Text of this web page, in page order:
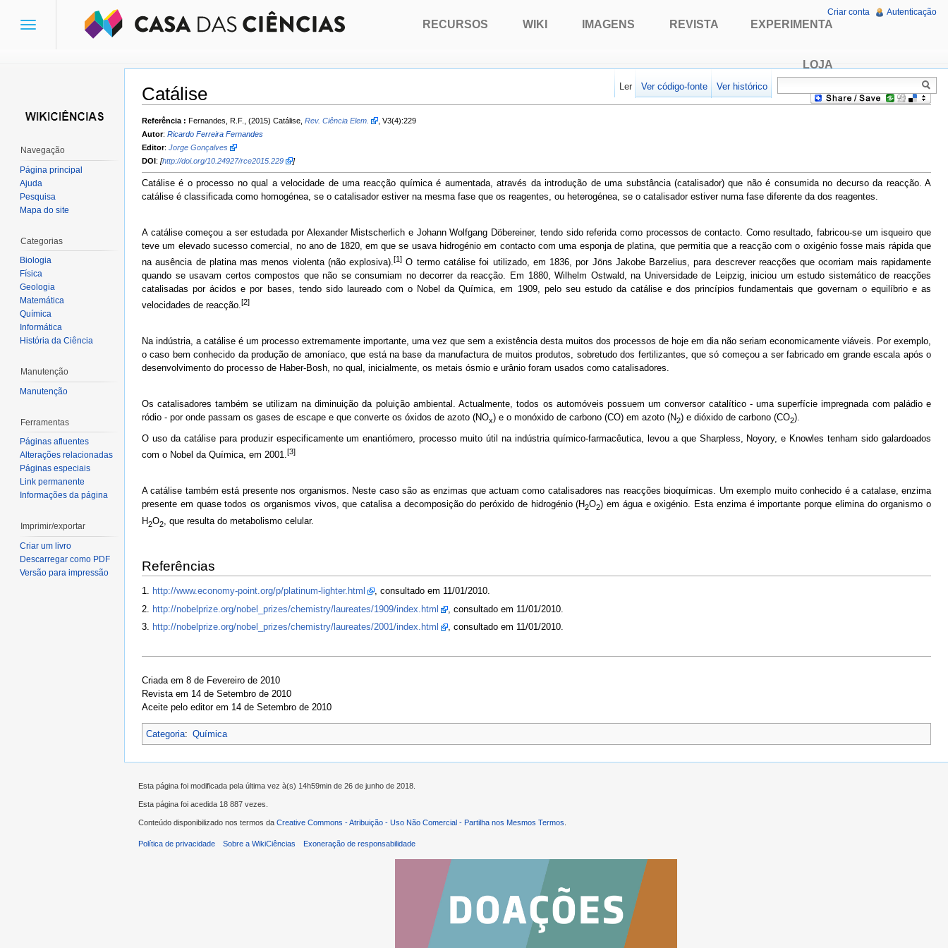
Catálise
Ir para:navegação,pesquisa
Referência : Fernandes, R.F., (2015) Catálise, Rev. Ciência Elem.
, V3(4):229
Autor: Ricardo Ferreira Fernandes
Editor: Jorge Gonçalves
DOI: [http://doi.org/10.24927/rce2015.229 ]
Catálise é o processo no qual a velocidade de uma reacção química é aumentada, através da introdução de uma substância (catalisador) que não é consumida no decurso da reacção. A
catálise é classificada como homogénea, se o catalisador estiver na mesma fase que os reagentes, ou heterogénea, se o catalisador estiver numa fase diferente da dos reagentes.
A catálise começou a ser estudada por Alexander Mistscherlich e Johann Wolfgang Döbereiner, tendo sido referida como processos de contacto. Como resultado, fabricou-se um isqueiro que
teve um elevado sucesso comercial, no ano de 1820, em que se usava hidrogénio em contacto com uma esponja de platina, que permitia que a reacção com o oxigénio fosse mais rápida que
na ausência de platina mas menos violenta (não explosiva).[1] O termo catálise foi utilizado, em 1836, por Jöns Jakobe Barzelius, para descrever reacções que ocorriam mais rapidamente
quando se usavam certos compostos que não se consumiam no decorrer da reacção. Em 1880, Wilhelm Ostwald, na Universidade de Leipzig, iniciou um estudo sistemático de reacções
catalisadas por ácidos e por bases, tendo sido laureado com o Nobel da Química, em 1909, pelo seu estudo da catálise e dos princípios fundamentais que governam o equilíbrio e as
velocidades de reacção.[2]
Na indústria, a catálise é um processo extremamente importante, uma vez que sem a existência desta muitos dos processos de hoje em dia não seriam economicamente viáveis. Por exemplo,
o caso bem conhecido da produção de amoníaco, que está na base da manufactura de muitos produtos, sobretudo dos fertilizantes, que só começou a ser fabricado em grande escala após o
desenvolvimento do processo de Haber-Bosh, no qual, inicialmente, os metais ósmio e urânio foram usados como catalisadores.
Os catalisadores também se utilizam na diminuição da poluição ambiental. Actualmente, todos os automóveis possuem um conversor catalítico - uma superfície impregnada com paládio e
ródio - por onde passam os gases de escape e que converte os óxidos de azoto (NOx) e o monóxido de carbono (CO) em azoto (N2) e dióxido de carbono (CO2).
O uso da catálise para produzir especificamente um enantiómero, processo muito útil na indústria químico-farmacêutica, levou a que Sharpless, Noyory, e Knowles tenham sido galardoados
com o Nobel da Química, em 2001.[3]
A catálise também está presente nos organismos. Neste caso são as enzimas que actuam como catalisadores nas reacções bioquímicas. Um exemplo muito conhecido é a catalase, enzima
presente em quase todos os organismos vivos, que catalisa a decomposição do peróxido de hidrogénio (H2O2) em água e oxigénio. Esta enzima é importante porque elimina do organismo o
H2O2 , que resulta do metabolismo celular.
Referências
1. http://www.economy-point.org/p/platinum-lighter.html
, consultado em 11/01/2010.
2. http://nobelprize.org/nobel_prizes/chemistry/laureates/1909/index.html
, consultado em 11/01/2010.
3.
http://nobelprize.org/nobel_prizes/chemistry/laureates/2001/index.html , consultado em 11/01/2010.
Criada em 8 de Fevereiro de 2010
Revista em 14 de Setembro de 2010
Aceite pelo editor em 14 de Setembro de 2010
Categoria: Química
Toggle
RECURSOS WIKI IMAGENS REVISTA EXPERIMENTA
LOJA
Criar conta Autenticação
Ler Ver código-fonte Ver histórico
Navegação
Página principal
Ajuda
Pesquisa
Mapa do site
Categorias
Biologia
Física
Geologia
Matemática
Química
Informática
História da Ciência
Manutenção
Manutenção
Ferramentas
Páginas afluentes
Alterações relacionadas
Páginas especiais
Link permanente
Informações da página
Imprimir/exportar
Criar um livro
Descarregar como PDF
Versão para impressão
Esta página foi modificada pela última vez à(s) 14h59min de 26 de junho de 2018.
Esta página foi acedida 18 887 vezes.
Conteúdo disponibilizado nos termos da Creative Commons - Atribuição - Uso Não Comercial - Partilha nos Mesmos Termos
Política de privacidade Sobre a WikiCiências Exoneração de responsabilidade